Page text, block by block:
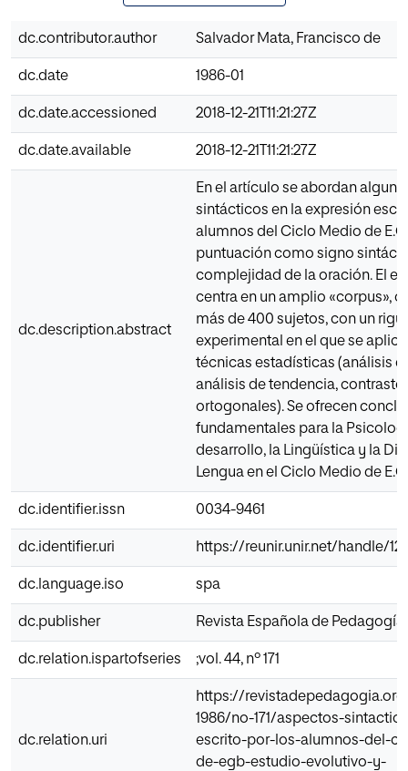
dc.contributor.author Salvador Mata, Francisco de
dc.date 1986-01
dc.date.accessioned 2018-12-21T11:21:27Z
dc.date.available 2018-12-21T11:21:27Z
dc.description.abstract
En el artículo se abordan
sintácticos en la expresión
alumnos del Ciclo Medio de
puntuación como signo
complejidad de la oración. El
centra en un amplio «corpus»,
más de 400 sujetos, con un
experimental en el que se
técnicas estadísticas (análisis
análisis de tendencia,
ortogonales). Se ofrecen
fundamentales para la
desarrollo, la Lingüística y la
Lengua en el Ciclo Medio de
dc.identifier.issn 0034-9461
dc.identifier.uri https://reunir.unir.net/handle/
dc.language.iso spa
dc.publisher Revista Española de Pedagogía
dc.relation.ispartofseries ;vol. 44, nº 171
dc.relation.uri
https://
1986/no-171/aspectos-
escrito-por-los-alumnos-del-
de-egb-estudio-evolutivo-y-